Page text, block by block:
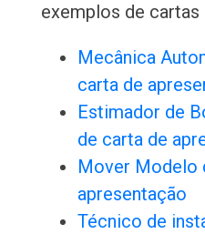
exemplos de cartas
Mecânica
carta de
Estimador de
de carta de
Mover Modelo
apresentação
Técnico de